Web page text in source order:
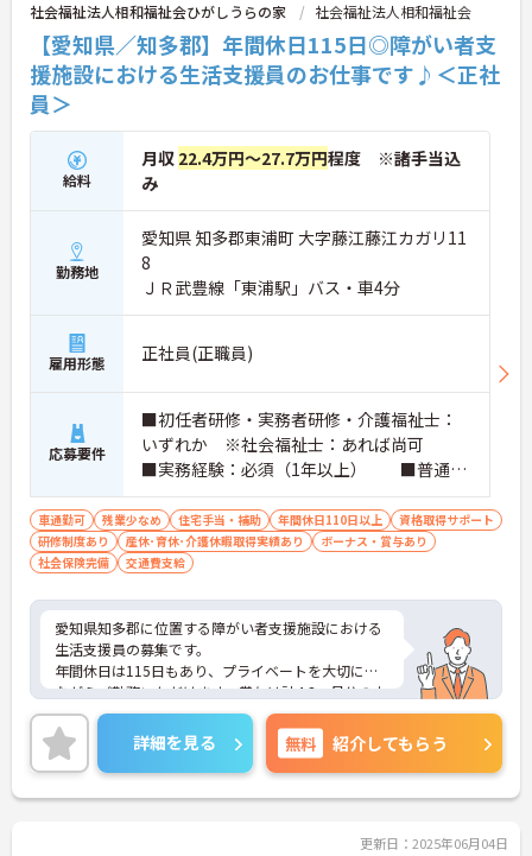
社会福祉法人相和福祉会ひがしうらの家 社会福祉法人相和福祉会
【愛知県／知多郡】年間休日115日◎障がい者支
援施設における生活支援員のお仕事です♪＜正社
員＞
給料
月収 22.4万円～27.7万円程度 ※諸手当込
み
勤務地
愛知県 知多郡東浦町 大字藤江藤江カガリ11
8
ＪＲ武豊線「東浦駅」バス・車4分
雇用形態 正社員(正職員)
応募要件
■初任者研修・実務者研修・介護福祉士：
いずれか ※社会福祉士：あれば尚可
■実務経験：必須（1年以上） ■普通自
動車運転免許（AT限定可）：必須 ※PC
スキル：Word等による文字入力必須
車通勤可 残業少なめ 住宅手当・補助 年間休日110日以上
資格取得サポート
研修制度あり
産休･育休･介護休暇取得実績あり
ボーナス・賞与あり
社会保険完備
交通費支給
愛知県知多郡に位置する障がい者支援施設における
生活支援員の募集です。
年間休日は115日もあり、プライベートを大切にし
ながらご勤務いただけます。賞与は計4.3ヶ月分の支
給実績があり、頑張りが目に見える形できちんと評
価される職場です。
ご興味のある方には、面接対策ポイントなど、さら
に詳細をご案内しますのでお気軽にご相談くださ
い！
詳細を見る 無料 紹介してもらう
更新日：2025年06月04日